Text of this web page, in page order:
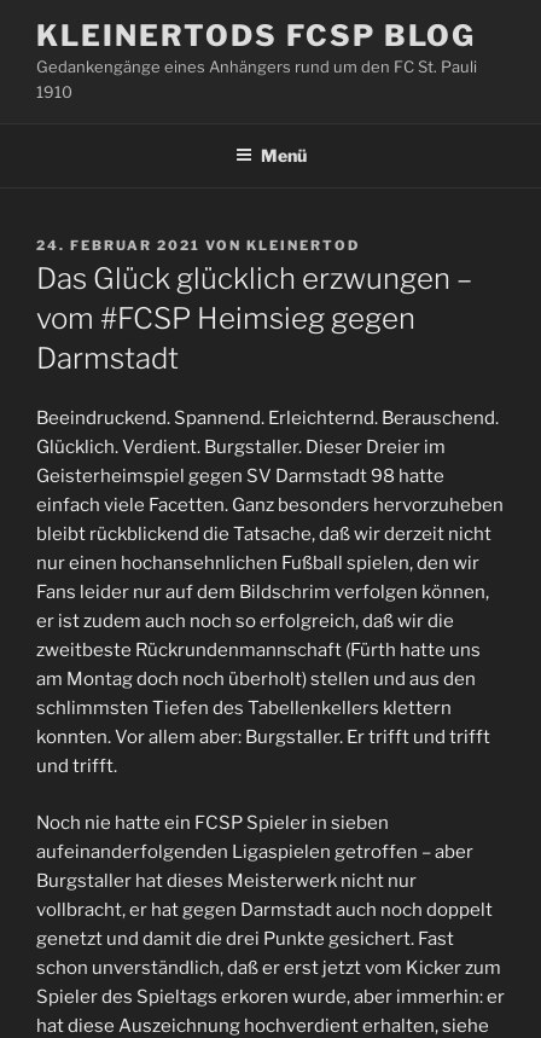
Inhalt
springen
KLEINERTODS FCSP BLOG
Gedankengänge eines Anhängers rund um den FC St. Pauli
1910
Menü
VERÖFFENTLICHT
AM
24. FEBRUAR 2021 VON KLEINERTOD
Das Glück glücklich erzwungen –
vom #FCSP Heimsieg gegen
Darmstadt
Beeindruckend. Spannend. Erleichternd. Berauschend.
Glücklich. Verdient. Burgstaller. Dieser Dreier im
Geisterheimspiel gegen SV Darmstadt 98 hatte
einfach viele Facetten. Ganz besonders hervorzuheben
bleibt rückblickend die Tatsache, daß wir derzeit nicht
nur einen hochansehnlichen Fußball spielen, den wir
Fans leider nur auf dem Bildschrim verfolgen können,
er ist zudem auch noch so erfolgreich, daß wir die
zweitbeste Rückrundenmannschaft (Fürth hatte uns
am Montag doch noch überholt) stellen und aus den
schlimmsten Tiefen des Tabellenkellers klettern
konnten. Vor allem aber: Burgstaller. Er trifft und trifft
und trifft.
Noch nie hatte ein FCSP Spieler in sieben
aufeinanderfolgenden Ligaspielen getroffen – aber
Burgstaller hat dieses Meisterwerk nicht nur
vollbracht, er hat gegen Darmstadt auch noch doppelt
genetzt und damit die drei Punkte gesichert. Fast
schon unverständlich, daß er erst jetzt vom Kicker zum
Spieler des Spieltags erkoren wurde, aber immerhin: er
hat diese Auszeichnung hochverdient erhalten, siehe